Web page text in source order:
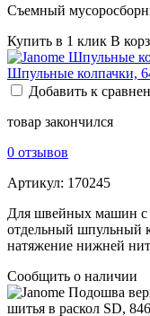
Съемный
Купить в 1 клик В
Шпульные колпачки,
Добавить к
товар закончился
0 отзывов
Артикул: 170245
Для швейных машин с
отдельный шпульный
натяжение нижней
Сообщить о наличии